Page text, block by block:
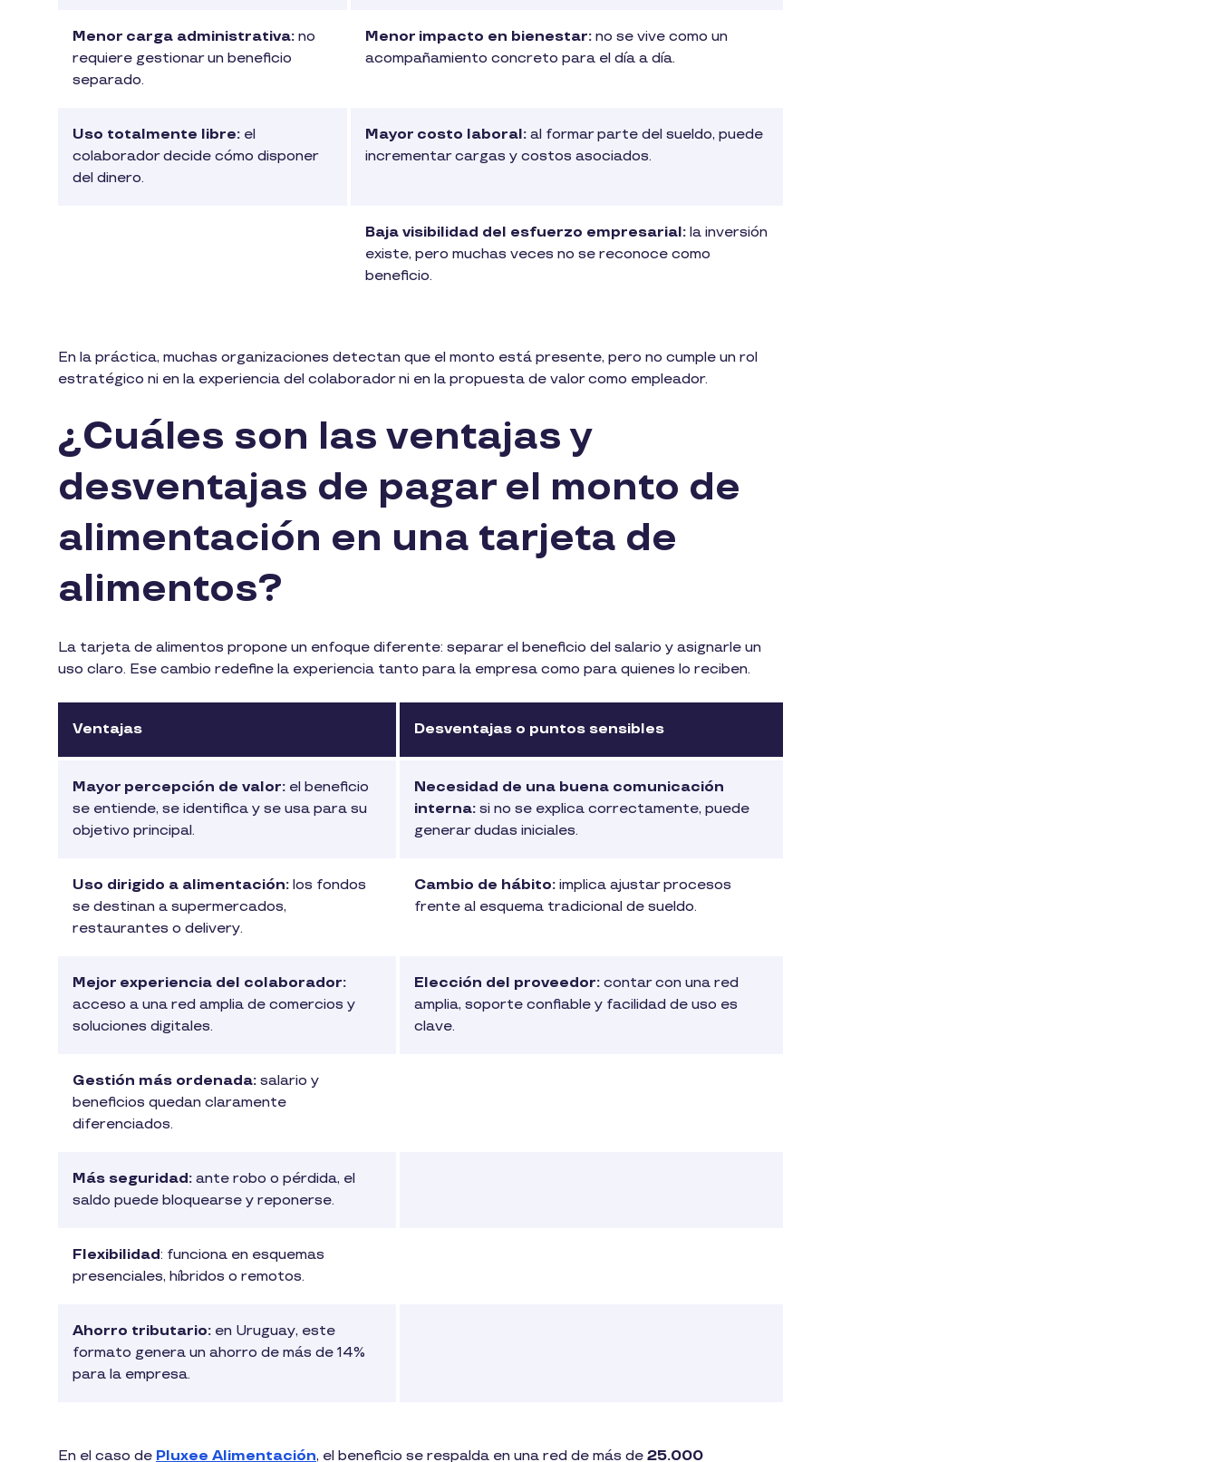
Menor carga administrativa: no
requiere gestionar un beneficio
separado.
Menor impacto en bienestar: no se vive como un
acompañamiento concreto para el día a día.
Uso totalmente libre: el
colaborador decide cómo disponer
del dinero.
Mayor costo laboral: al formar parte del sueldo, puede
incrementar cargas y costos asociados.
Baja visibilidad del esfuerzo empresarial: la inversión
existe, pero muchas veces no se reconoce como
beneficio.
En la práctica, muchas organizaciones detectan que el monto está presente, pero no cumple un rol
estratégico ni en la experiencia del colaborador ni en la propuesta de valor como empleador.
¿Cuáles son las ventajas y
desventajas de pagar el monto de
alimentación en una tarjeta de
alimentos?
La tarjeta de alimentos propone un enfoque diferente: separar el beneficio del salario y asignarle un
uso claro. Ese cambio redefine la experiencia tanto para la empresa como para quienes lo reciben.
Ventajas Desventajas o puntos sensibles
Mayor percepción de valor: el beneficio
se entiende, se identifica y se usa para su
objetivo principal.
Necesidad de una buena comunicación
interna: si no se explica correctamente, puede
generar dudas iniciales.
Uso dirigido a alimentación: los fondos
se destinan a supermercados,
restaurantes o delivery.
Cambio de hábito: implica ajustar procesos
frente al esquema tradicional de sueldo.
Mejor experiencia del colaborador:
acceso a una red amplia de comercios y
soluciones digitales.
Elección del proveedor: contar con una red
amplia, soporte confiable y facilidad de uso es
clave.
Gestión más ordenada: salario y
beneficios quedan claramente
diferenciados.
Más seguridad: ante robo o pérdida, el
saldo puede bloquearse y reponerse.
Flexibilidad: funciona en esquemas
presenciales, híbridos o remotos.
Ahorro tributario: en Uruguay, este
formato genera un ahorro de más de 14%
para la empresa.
En el caso de Pluxee Alimentación, el beneficio se respalda en una red de más de 25.000